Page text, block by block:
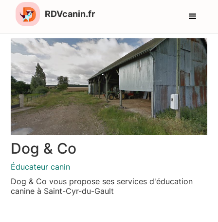
RDVcanin.fr
Dog & Co
Éducateur canin
Dog & Co vous propose ses services d'éducation
canine à Saint-Cyr-du-Gault